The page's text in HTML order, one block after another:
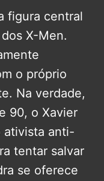
figura central
X-Men.
o próprio
Na verdade,
90, o Xavier
ativista anti-
tentar salvar
se oferece